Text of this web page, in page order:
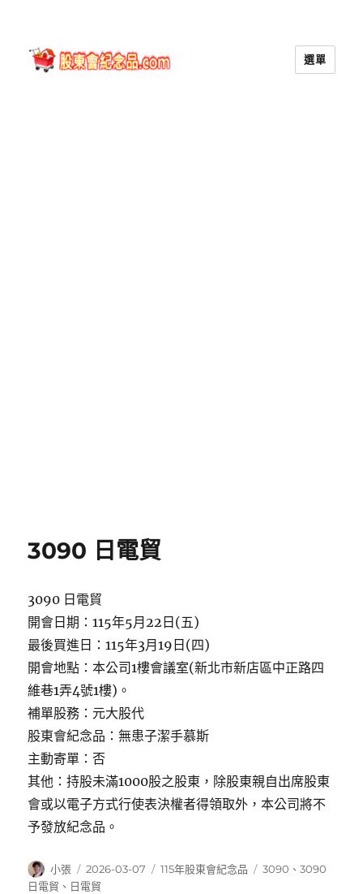
選單
3090 日電貿
3090 日電貿
開會日期：115年5月22日(五)
最後買進日：115年3月19日(四)
開會地點：本公司1樓會議室(新北市新店區中正路四
維巷1弄4號1樓)。
補單股務：元大股代
股東會紀念品：無患子潔手慕斯
主動寄單：否
其他：持股未滿1000股之股東，除股東親自出席股東
會或以電子方式行使表決權者得領取外，本公司將不
予發放紀念品。
作
者
小張
發
佈
2026-03-07
分
115年股東會紀念品
標
3090 、3090
日電貿 、 日電貿